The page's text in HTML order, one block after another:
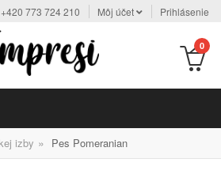
+420 773 724 210 Môj účet Prihlásenie
0
izby » Pes Pomeranian